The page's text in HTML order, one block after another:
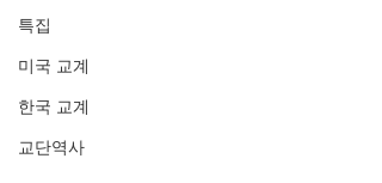
특집
미국 교계
한국 교계
교단역사